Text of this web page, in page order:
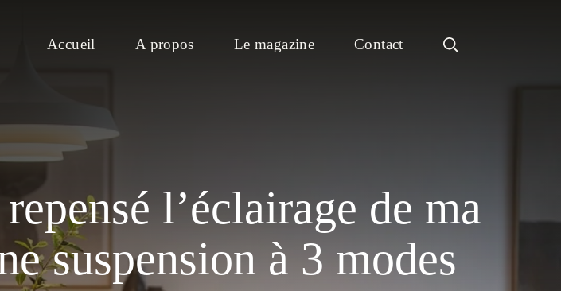
Accueil A propos Le magazine Contact
l’éclairage de ma
suspension à 3 modes